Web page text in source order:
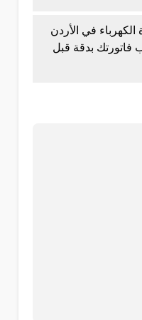
الكهرباء في الأردن
فاتورتك بدقة قبل